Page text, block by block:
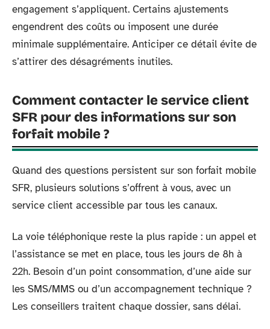
engagement s’appliquent. Certains ajustements
engendrent des coûts ou imposent une durée
minimale supplémentaire. Anticiper ce détail évite de
s’attirer des désagréments inutiles.
Comment contacter le service client
SFR pour des informations sur son
forfait mobile ?
Quand des questions persistent sur son forfait mobile
SFR, plusieurs solutions s’offrent à vous, avec un
service client accessible par tous les canaux.
La voie téléphonique reste la plus rapide : un appel et
l’assistance se met en place, tous les jours de 8h à
22h. Besoin d’un point consommation, d’une aide sur
les SMS/MMS ou d’un accompagnement technique ?
Les conseillers traitent chaque dossier, sans délai.